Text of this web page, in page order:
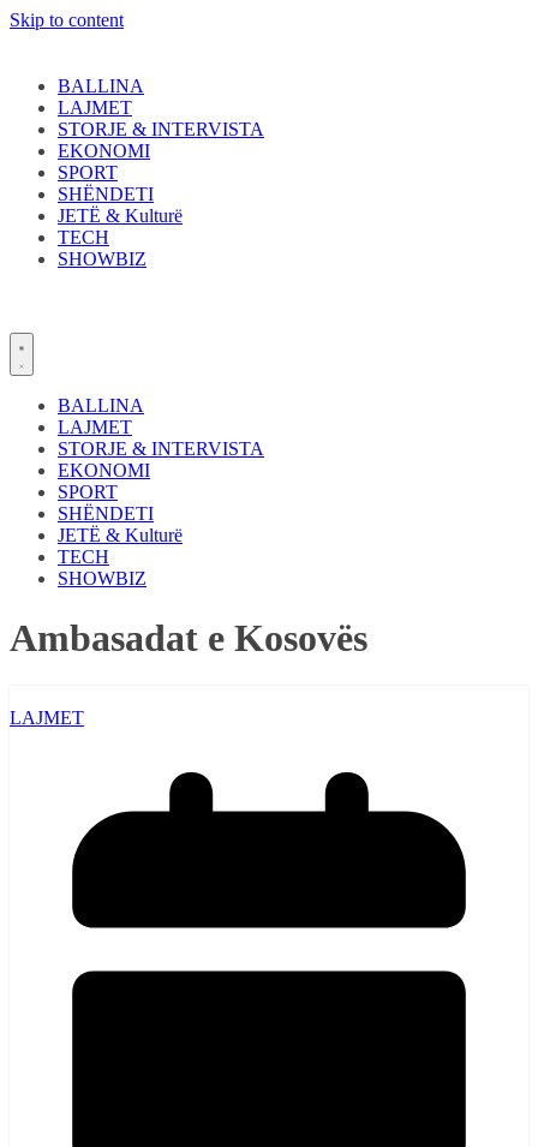
Skip to content
BALLINA
LAJMET
STORJE & INTERVISTA
EKONOMI
SPORT
SHËNDETI
JETË & Kulturë
TECH
SHOWBIZ
BALLINA
LAJMET
STORJE & INTERVISTA
EKONOMI
SPORT
SHËNDETI
JETË & Kulturë
TECH
SHOWBIZ
Ambasadat e Kosovës
LAJMET